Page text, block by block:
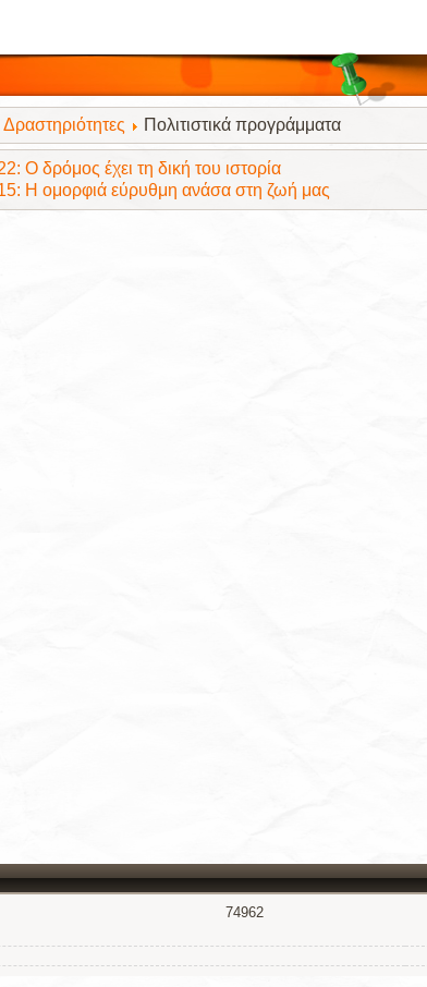
Δραστηριότητες Πολιτιστικά προγράμματα
Ο δρόμος έχει τη δική του ιστορία
Η ομορφιά εύρυθμη ανάσα στη ζωή μας
74962